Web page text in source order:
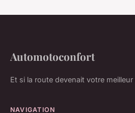
Automotoconfort
Et si la route devenait votre
NAVIGATION